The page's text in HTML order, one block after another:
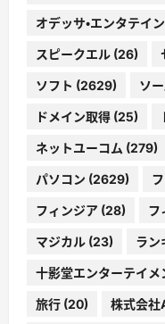
オデッサ・エンタテイ
スピークエル (26)
ソフト (2629) ソ
ドメイン取得 (25)
ネットユーコム (279)
パソコン (2629)
フィンジア (28) フ
マジカル (23) ラン
十影堂エンターテイメ
旅行 (20) 株式会社